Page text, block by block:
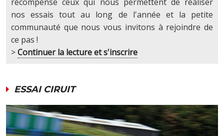
récompense ceux qui nous permettent de réaliser
nos essais tout au long de l'année et la petite
communauté que nous vous invitons à rejoindre de
ce pas !
>Continuer la lecture et s'inscrire
ESSAI CIRUIT